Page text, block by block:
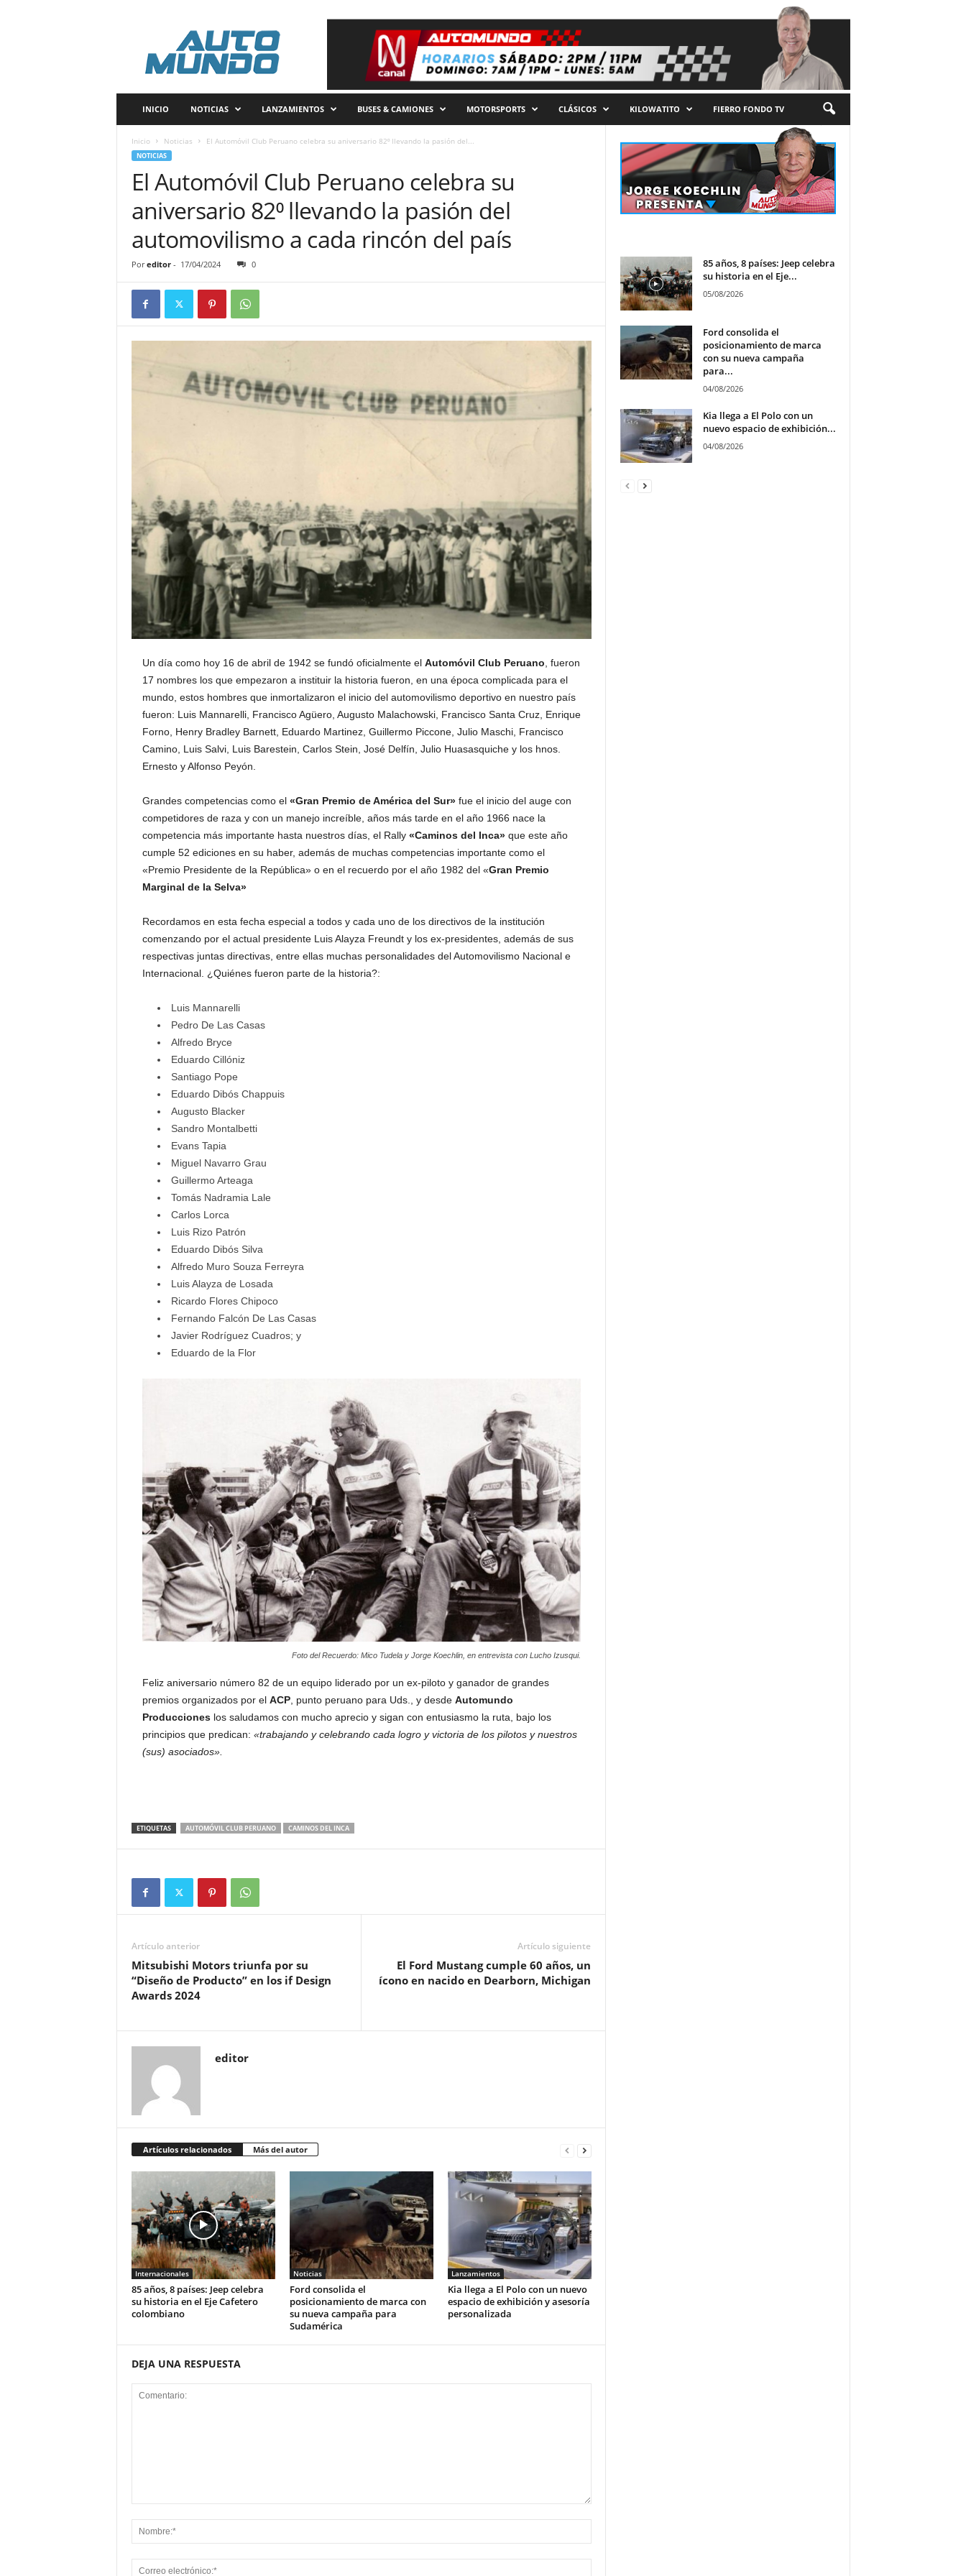
INICIO NOTICIAS LANZAMIENTOS BUSES & CAMIONES MOTORSPORTS CLÁSICOS KILOWATITO FIERRO FONDO TV
Inicio Noticias El Automóvil Club Peruano celebra su aniversario 82⁰ llevando la pasión del...
NOTICIAS
El Automóvil Club Peruano celebra su
aniversario 82⁰ llevando la pasión del
automovilismo a cada rincón del país
Por editor- 17/04/2024 0
Un día como hoy 16 de abril de 1942 se fundó oficialmente el Automóvil Club Peruano fueron
17 nombres los que empezaron a instituir la historia fueron, en una época complicada para el
mundo, estos hombres que inmortalizaron el inicio del automovilismo deportivo en nuestro país
fueron: Luis Mannarelli, Francisco Agüero, Augusto Malachowski, Francisco Santa Cruz, Enrique
Forno, Henry Bradley Barnett, Eduardo Martinez, Guillermo Piccone, Julio Maschi, Francisco
Camino, Luis Salvi, Luis Barestein, Carlos Stein, José Delfín, Julio Huasasquiche y los hnos.
Ernesto y Alfonso Peyón.
Grandes competencias como el «Gran Premio de América del Sur»fue el inicio del auge con
competidores de raza y con un manejo increíble, años más tarde en el año 1966 nace la
competencia más importante hasta nuestros días, el Rally «Caminos del Inca»que este año
cumple 52 ediciones en su haber, además de muchas competencias importante como el
«Premio Presidente de la República» o en el recuerdo por el año 1982 del «Gran Premio
Marginal de la Selva»
Recordamos en esta fecha especial a todos y cada uno de los directivos de la institución
comenzando por el actual presidente Luis Alayza Freundt y los ex-presidentes, además de sus
respectivas juntas directivas, entre ellas muchas personalidades del Automovilismo Nacional e
Internacional. ¿Quiénes fueron parte de la historia?:
Luis Mannarelli
Pedro De Las Casas
Alfredo Bryce
Eduardo Cillóniz
Santiago Pope
Eduardo Dibós Chappuis
Augusto Blacker
Sandro Montalbetti
Evans Tapia
Miguel Navarro Grau
Guillermo Arteaga
Tomás Nadramia Lale
Carlos Lorca
Luis Rizo Patrón
Eduardo Dibós Silva
Alfredo Muro Souza Ferreyra
Luis Alayza de Losada
Ricardo Flores Chipoco
Fernando Falcón De Las Casas
Javier Rodríguez Cuadros; y
Eduardo de la Flor
Foto del Recuerdo: Mico Tudela y Jorge Koechlin, en entrevista con Lucho Izusqui.
Feliz aniversario número 82 de un equipo liderado por un ex-piloto y ganador de grandes
premios organizados por el ACP, punto peruano para Uds., y desde Automundo
Produccioneslos saludamos con mucho aprecio y sigan con entusiasmo la ruta, bajo los
principios que predican: «trabajando y celebrando cada logro y victoria de los pilotos y nuestros
(sus) asociados».
ETIQUETAS AUTOMÓVIL CLUB PERUANO CAMINOS DEL INCA
Artículo anterior
Mitsubishi Motors triunfa por su
“Diseño de Producto” en los if Design
Awards 2024
Artículo siguiente
El Ford Mustang cumple 60 años, un
ícono en nacido en Dearborn, Michigan
editor
Artículos relacionados Más del autor
Internacionales
85 años, 8 países: Jeep celebra
su historia en el Eje Cafetero
colombiano
Noticias
Ford consolida el
posicionamiento de marca con
su nueva campaña para
Sudamérica
Lanzamientos
Kia llega a El Polo con un nuevo
espacio de exhibición y asesoría
personalizada
DEJA UNA RESPUESTA
85 años, 8 países: Jeep celebra
su historia en el Eje...
05/08/2026
Ford consolida el
posicionamiento de marca
con su nueva campaña
para...
04/08/2026
Kia llega a El Polo con un
nuevo espacio de exhibición...
04/08/2026